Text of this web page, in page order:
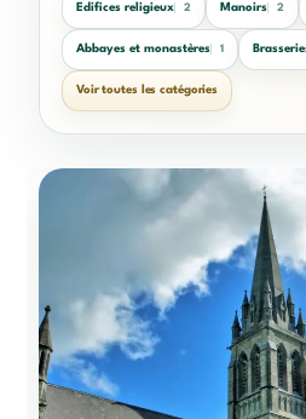
Edifices religieux 2 Manoirs 2
Abbayes et monastères 1
Voir toutes les catégories